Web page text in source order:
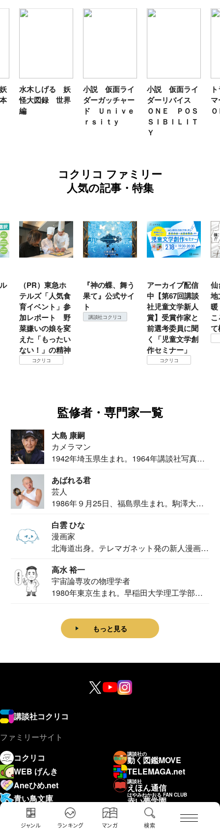
ジャンル ランキング マンガ 検索
水木しげる 妖
怪大図録 世界
編
小説 仮面ライ
ダーガッチャー
ド Ｕｎｉｖｅ
ｒｓｉｔｙ
小説 仮面ライ
ダーリバイス
ＯＮＥ ＰＯＳ
ＳＩＢＩＬＩＴ
Ｙ
コクリコ ファミリー
人気の記事・特集
（PR）東急ホ
テルズ「人気食
育イベント」参
加レポート 野
菜嫌いの娘を変
えた「もったい
ない！」の精神
コクリコ
『神の蝶、舞う
果て』公式サイ
ト
講談社コクリコ
アーカイブ配信
中【第67回講談
社児童文学新人
賞】受賞作家と
前選考委員に聞
く「児童文学創
作セミナー」
コクリコ
仙
地
て
監修者・専門家一覧
大島 康嗣
カメラマン
1942年埼玉県生まれ。1964年講談社写真部
あばれる君
芸人
1986年９月25日、福島県生まれ。駒澤大学
白雲 ひな
漫画家
北海道出身。テレマガネット発の新人漫画
高水 裕一
宇宙論専攻の物理学者
1980年東京生まれ。早稲田大学理工学部物
もっと見る
講談社コクリコ
ファミリーサイト
コクリコ
講談社の
動く図鑑MOVE
WEB げんき
TELEMAGA.net
Aneひめ.net
講談社
えほん通信
青い鳥文庫
はやみねかおる FAN CLUB
赤い夢学園